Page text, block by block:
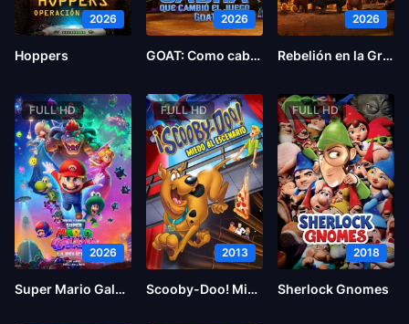
2026
Hoppers
2026
GOAT: Como cabras
2026
Rebelión en la Granja
FULL HD
2026
Super Mario Galaxy la película
FULL HD
2013
Scooby-Doo! Miedo al escenario
FULL HD
2018
Sherlock Gnomes